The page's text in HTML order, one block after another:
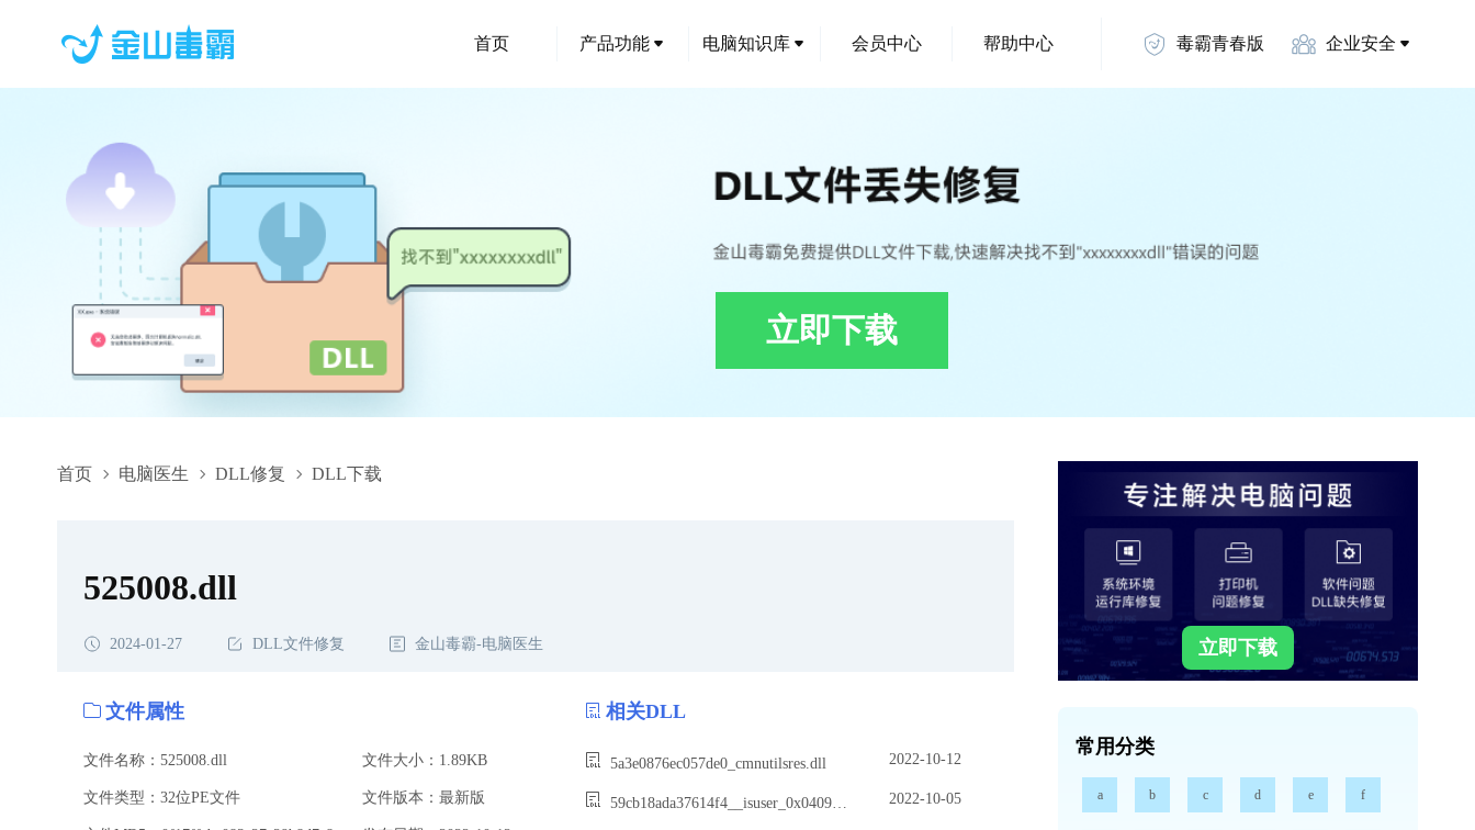
首页 产品功能 电脑知识库 会员中心 帮助中心 毒霸青春版 企业安全
立即下载
首页 电脑医生 DLL修复 DLL下载
525008.dll,525008.dll下载,525008.dll修复
525008.dll
2024-01-27 DLL文件修复 金山毒霸-电脑医生
文件属性
文件名称：525008.dll 文件大小：1.89KB
文件类型：32位PE文件 文件版本：最新版
相关DLL
5a3e0876ec057de0_cmnutilsres.dll 2022-10-12
59cb18ada37614f4__isuser_0x0409.dll 2022-10-05
立即下载
常用分类
a b c d e f